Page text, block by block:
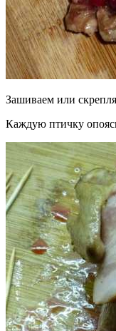
Зашиваем или
Каждую птичку